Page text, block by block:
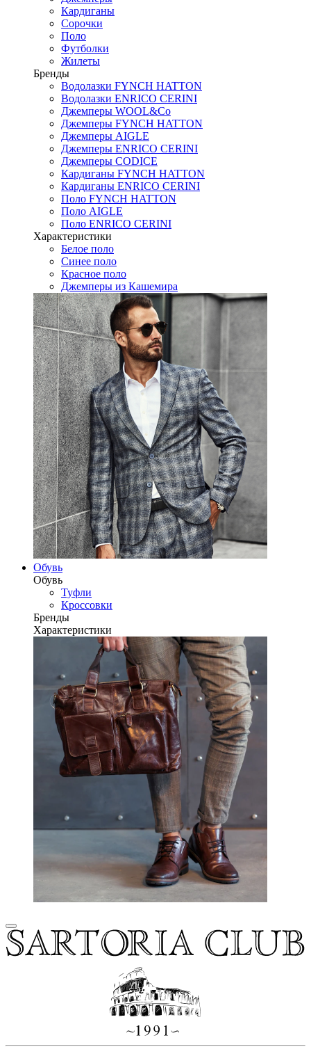
Кардиганы
Сорочки
Поло
Футболки
Жилеты
Бренды
Водолазки FYNCH HATTON
Водолазки ENRICO CERINI
Джемперы WOOL&Co
Джемперы FYNCH HATTON
Джемперы AIGLE
Джемперы ENRICO CERINI
Джемперы CODICE
Кардиганы FYNCH HATTON
Кардиганы ENRICO CERINI
Поло FYNCH HATTON
Поло AIGLE
Поло ENRICO CERINI
Характеристики
Белое поло
Синее поло
Красное поло
Джемперы из Кашемира
Обувь
Обувь
Туфли
Кроссовки
Бренды
Характеристики